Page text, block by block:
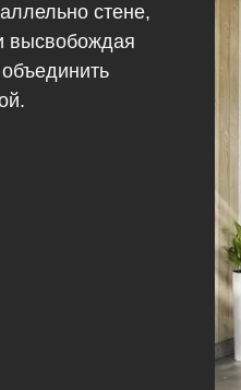
стене,
высвобождая